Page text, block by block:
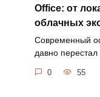
Office: от
облачных
Современный
давно перестал
0 55